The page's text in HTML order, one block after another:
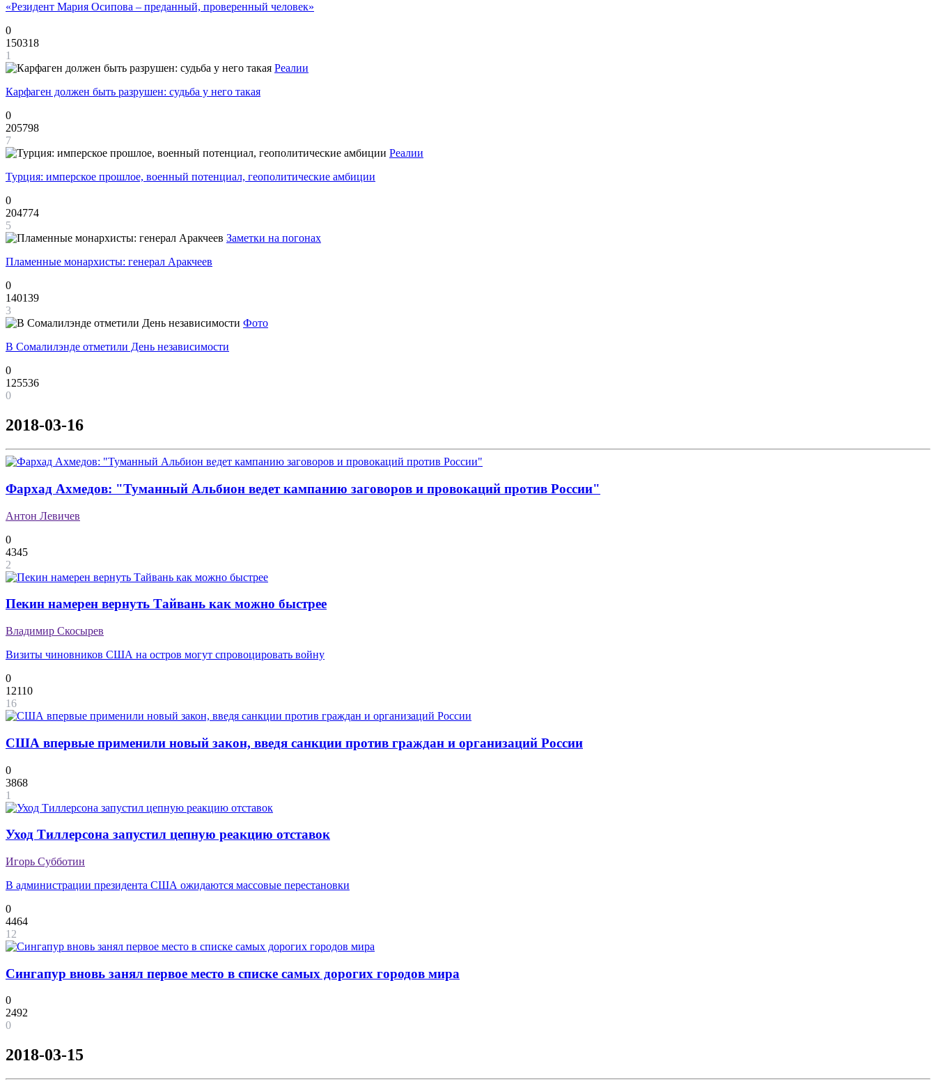
«Резидент Мария Осипова – преданный, проверенный человек»
0
150318
1
Реалии
Карфаген должен быть разрушен: судьба у него такая
0
205798
7
Реалии
Турция: имперское прошлое, военный потенциал, геополитические амбиции
0
204774
5
Заметки на погонах
Пламенные монархисты: генерал Аракчеев
0
140139
3
Фото
В Сомалилэнде отметили День независимости
0
125536
0
2018-03-16
Фархад Ахмедов: "Туманный Альбион ведет кампанию заговоров и провокаций против России"
Антон Левичев
0
4345
2
Пекин намерен вернуть Тайвань как можно быстрее
Владимир Скосырев
Визиты чиновников США на остров могут спровоцировать войну
0
12110
16
США впервые применили новый закон, введя санкции против граждан и организаций России
0
3868
1
Уход Тиллерсона запустил цепную реакцию отставок
Игорь Субботин
В администрации президента США ожидаются массовые перестановки
0
4464
12
Сингапур вновь занял первое место в списке самых дорогих городов мира
0
2492
0
2018-03-15